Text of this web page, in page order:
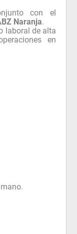
con el
Naranja.
laboral de alta
en